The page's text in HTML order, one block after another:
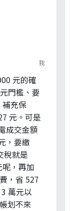
我
元的確
門檻、要
補充保
元。可是
成交金額
，要繳
稅就是
，再加
，省 527
萬元以
划不來